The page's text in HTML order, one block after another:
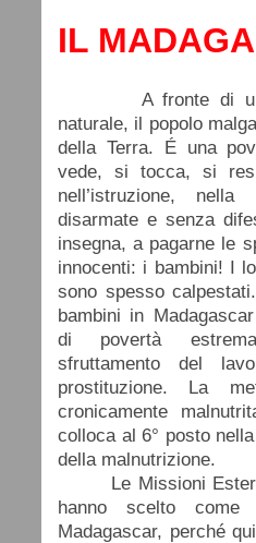
IL
A fronte di una
naturale, il popolo
della Terra. É una
vede, si tocca, si
nell’istruzione, nella
disarmate e senza
insegna, a pagarne le
innocenti: i bambini! I
sono spesso
bambini in
di povertà
sfruttamento del
prostituzione. La
cronicamente
colloca al 6° posto
della malnutrizione.
Le Missioni Estere
hanno scelto come
Madagascar, perché